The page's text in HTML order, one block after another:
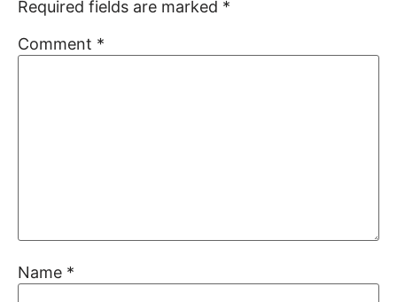
Required fields are marked *
Comment *
Name *